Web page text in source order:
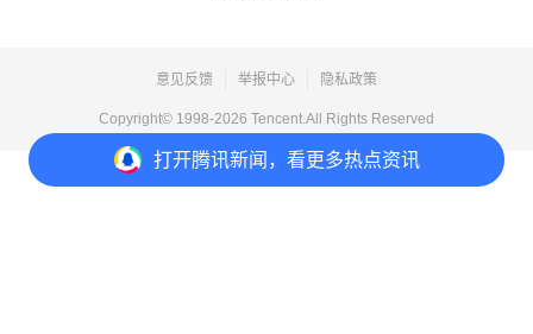
打开腾讯新闻，看更多热点资讯
意见反馈 举报中心 隐私政策
Copyright© 1998-2026 Tencent.All Rights Reserved